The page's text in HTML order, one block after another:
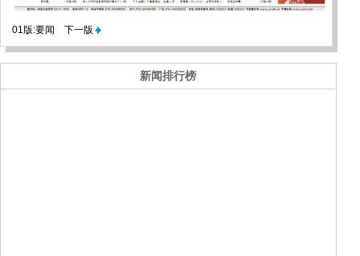
01版:要闻 下一版
新闻排行榜